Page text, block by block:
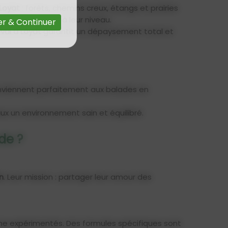
& Continuer
: forêts, chemins creux, étangs et prairies
adapté à leur niveau.
à Loyatgarantit un dépaysement total et
parfaitement aux balades en
un environnement sain et équilibré.
?
. Leur mission : partager leur amour des
expérimentés. Des formules spécifiques sont